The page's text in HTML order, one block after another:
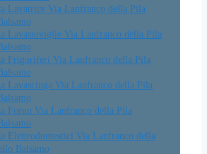
Lavatrice Via Lanfranco della Pila
Lavastoviglie Via Lanfranco della Pila
Frigoriferi Via Lanfranco della Pila
Lavasciuga Via Lanfranco della Pila
Forno Via Lanfranco della Pila
Elettrodomestici Via Lanfranco della
Balsamo